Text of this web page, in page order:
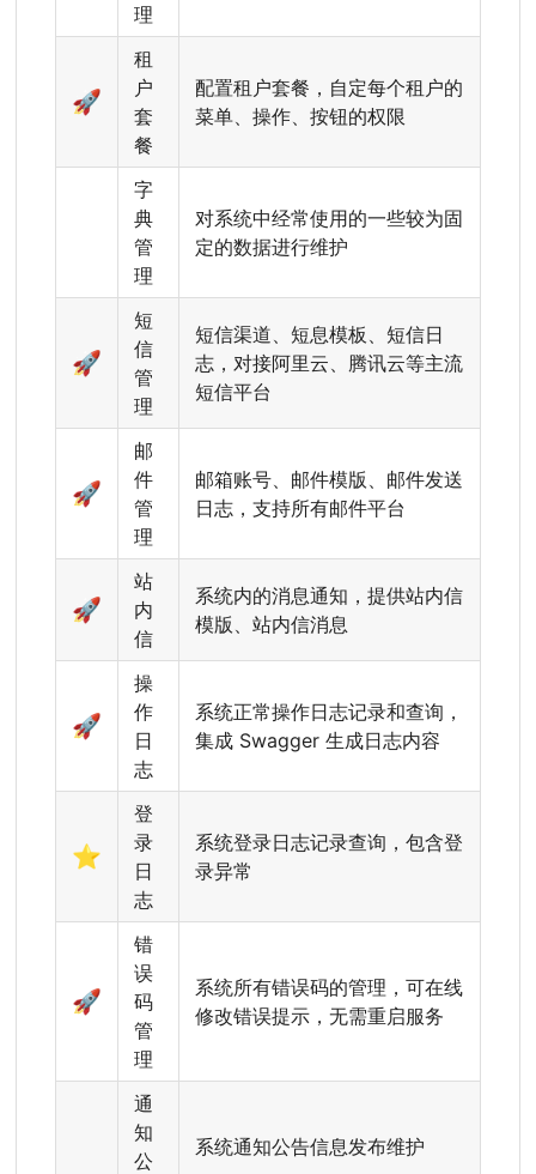
理
🚀
租
户
套
餐
配置租户套餐，自定每个租户的
菜单、操作、按钮的权限
字
典
管
理
对系统中经常使用的一些较为固
定的数据进行维护
🚀
短
信
管
理
短信渠道、短息模板、短信日
志，对接阿里云、腾讯云等主流
短信平台
🚀
邮
件
管
理
邮箱账号、邮件模版、邮件发送
日志，支持所有邮件平台
🚀
站
内
信
系统内的消息通知，提供站内信
模版、站内信消息
🚀
操
作
日
志
系统正常操作日志记录和查询，
集成 Swagger 生成日志内容
⭐
登
录
日
志
系统登录日志记录查询，包含登
录异常
🚀
错
误
码
管
理
系统所有错误码的管理，可在线
修改错误提示，无需重启服务
通
知
公
系统通知公告信息发布维护